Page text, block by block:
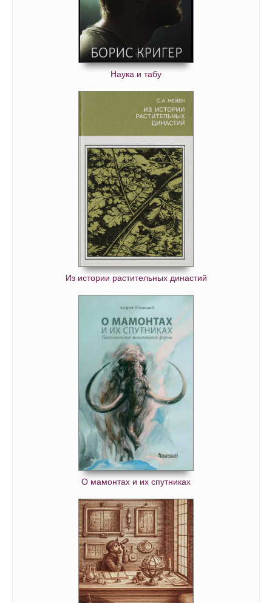
Наука и табу
Из истории растительных династий
О мамонтах и их спутниках